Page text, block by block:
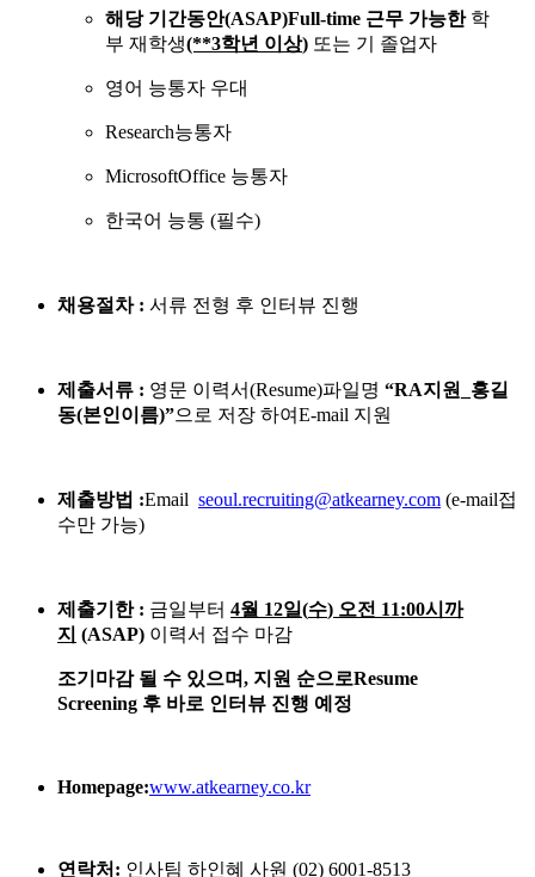
해당 기간동안(ASAP)Full-time 근무 가능한 학
부 재학생(**3학년 이상) 또는 기 졸업자
영어 능통자 우대
Research능통자
MicrosoftOffice 능통자
한국어 능통 (필수)
채용절차: 서류 전형 후 인터뷰 진행
제출서류 : 영문 이력서(Resume)파일명 “RA지원
홍길
동(본인이름)”으로 저장 하여E-mail 지원
제출방법 :Email seoul.recruiting@atkearney.com (e-mail접
수만 가능)
제출기한: 금일부터 4월 12일(수) 오전 11:00시까
지 (ASAP) 이력서 접수 마감
조기마감 될 수 있으며, 지원 순으로Resume
Screening 후 바로 인터뷰 진행 예정
Homepage:www.atkearney.co.kr
연락처 : 인사팀 하인혜 사원 (02) 6001-8513